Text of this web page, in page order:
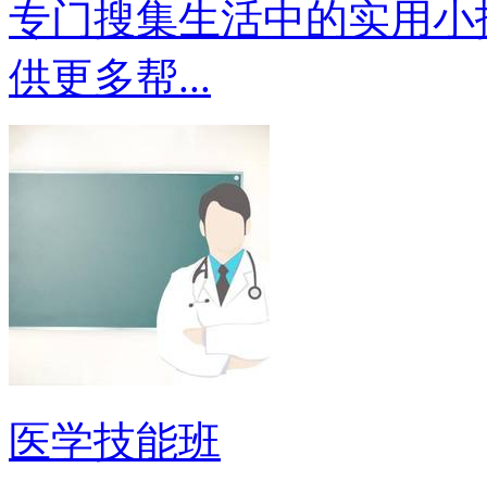
专门搜集生活中的实用
供更多帮...
医学技能班